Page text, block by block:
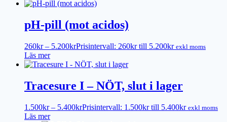
pH-pill (mot acidos)
260kr – 5.200krPrisintervall: 260kr till 5.200kr exkl moms
Läs mer
Tracesure I – NÖT, slut i lager
1.500kr – 5.400krPrisintervall: 1.500kr till 5.400kr exkl moms
Läs mer